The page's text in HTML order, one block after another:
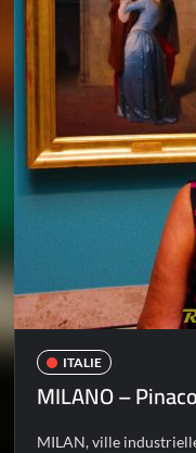
ITALIE
MILANO –
MILAN, ville